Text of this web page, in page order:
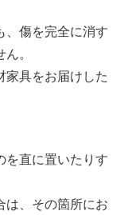
、傷を完全に消す
。
家具をお届けした
を直に置いたりす
は、その箇所にお